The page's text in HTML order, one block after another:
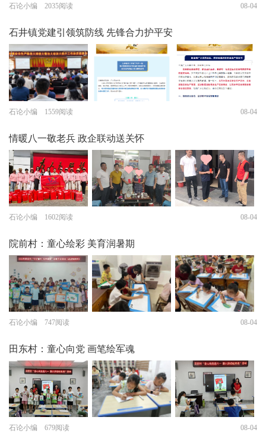
石论小编 2035阅读 08-04
石井镇党建引领筑防线 先锋合力护平安
石论小编 1559阅读 08-04
情暖八一敬老兵 政企联动送关怀
石论小编 1602阅读 08-04
院前村：童心绘彩 美育润暑期
石论小编 747阅读 08-04
田东村：童心向党 画笔绘军魂
石论小编 679阅读 08-04